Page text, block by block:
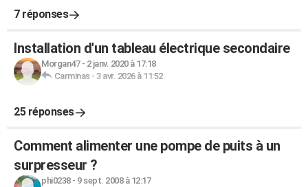
7 réponses
Installation d'un tableau électrique secondaire
Morgan47- 2 janv. 2020 à 17:18
Carminas- 3 avr. 2026 à 11:52
25 réponses
Comment alimenter une pompe de puits à un
surpresseur ?
phi0238- 9 sept. 2008 à 12:17